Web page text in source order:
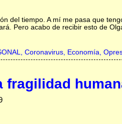
del tiempo. A mí me pasa que
Pero acabo de recibir esto de
Coronavirus, Economía,
fragilidad